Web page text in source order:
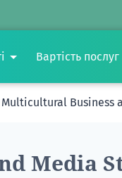
Вартість послуг
Multicultural Business
Media